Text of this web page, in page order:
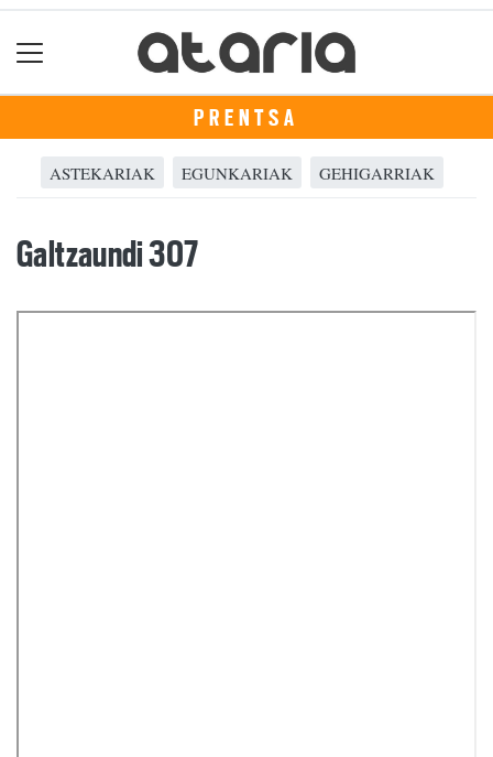
PRENTSA
ASTEKARIAK EGUNKARIAK GEHIGARRIAK
Galtzaundi 307